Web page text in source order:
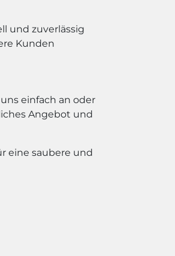
und zuverlässig
Kunden
einfach an oder
Angebot und
eine saubere und